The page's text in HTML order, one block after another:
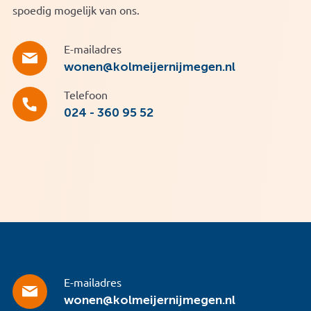
spoedig mogelijk van ons.
E-mailadres
wonen@kolmeijernijmegen.nl
Telefoon
024 - 360 95 52
E-mailadres
wonen@kolmeijernijmegen.nl